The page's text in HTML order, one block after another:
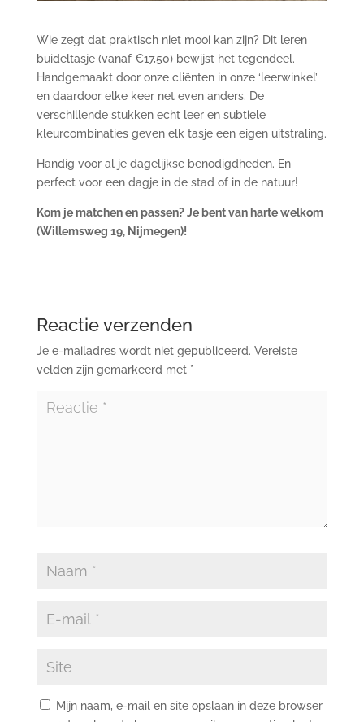
Wie zegt dat praktisch niet mooi kan zijn? Dit leren
buideltasje (vanaf €17,50) bewijst het tegendeel.
Handgemaakt door onze cliënten in onze ‘leerwinkel’
en daardoor elke keer net even anders. De
verschillende stukken echt leer en subtiele
kleurcombinaties geven elk tasje een eigen uitstraling.
Handig voor al je dagelijkse benodigdheden. En
perfect voor een dagje in de stad of in de natuur!
Kom je matchen en passen? Je bent van harte welkom
(Willemsweg 19, Nijmegen)!
Reactie verzenden
Je e-mailadres wordt niet gepubliceerd. Vereiste
velden zijn gemarkeerd met *
Mijn naam, e-mail en site opslaan in deze browser